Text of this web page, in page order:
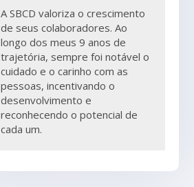
A SBCD valoriza o crescimento
de seus colaboradores. Ao
longo dos meus 9 anos de
trajetória, sempre foi notável o
cuidado e o carinho com as
pessoas, incentivando o
desenvolvimento e
reconhecendo o potencial de
cada um.